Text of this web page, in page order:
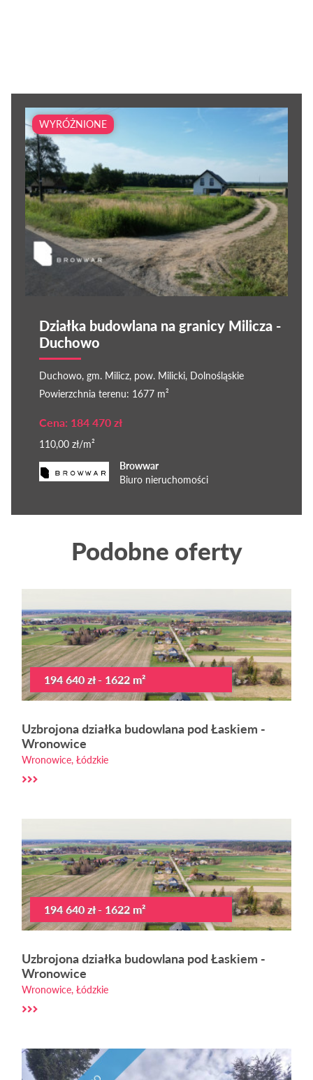
WYRÓŻNIONE
Działka budowlana na granicy Milicza -
Duchowo
Duchowo, gm. Milicz, pow. Milicki, Dolnośląskie
Powierzchnia terenu: 1677 m²
Cena: 184 470 zł
110,00 zł/m²
Browwar
Biuro nieruchomości
Podobne oferty
194 640 zł - 1622 m²
Uzbrojona działka budowlana pod Łaskiem -
Wronowice
Wronowice, Łódzkie
194 640 zł - 1622 m²
Uzbrojona działka budowlana pod Łaskiem -
Wronowice
Wronowice, Łódzkie